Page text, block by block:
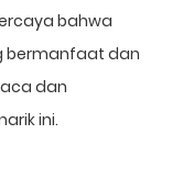
bahwa
bermanfaat dan
dan
ini.